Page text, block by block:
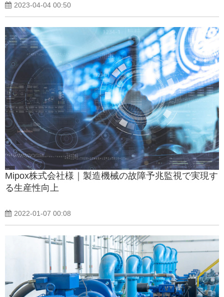
2023-04-04 00:50
Mipox株式会社様｜製造機械の故障予兆監視で実現す
る生産性向上
2022-01-07 00:08